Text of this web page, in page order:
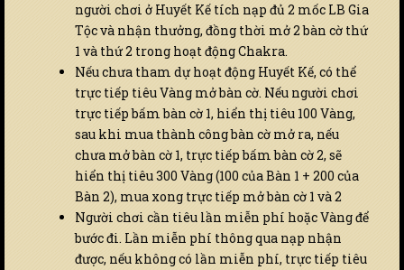
người chơi ở Huyết Kế tích nạp đủ 2 mốc LB Gia
Tộc và nhận thưởng, đồng thời mở 2 bàn cờ thứ
1 và thứ 2 trong hoạt động Chakra.
Nếu chưa tham dự hoạt động Huyết Kế, có thể
trực tiếp tiêu Vàng mở bàn cờ. Nếu người chơi
trực tiếp bấm bàn cờ 1, hiển thị tiêu 100 Vàng,
sau khi mua thành công bàn cờ mở ra, nếu
chưa mở bàn cờ 1, trực tiếp bấm bàn cờ 2, sẽ
hiển thị tiêu 300 Vàng (100 của Bàn 1 + 200 của
Bàn 2), mua xong trực tiếp mở bàn cờ 1 và 2
Người chơi cần tiêu lần miễn phí hoặc Vàng để
bước đi. Lần miễn phí thông qua nạp nhận
được, nếu không có lần miễn phí, trực tiếp tiêu